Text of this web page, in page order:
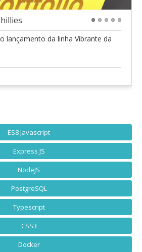
lançamento da linha Vibrante da
ES8 Javascript
Express JS
NodeJS
PostgreSQL
Typescript
CSS3
Docker